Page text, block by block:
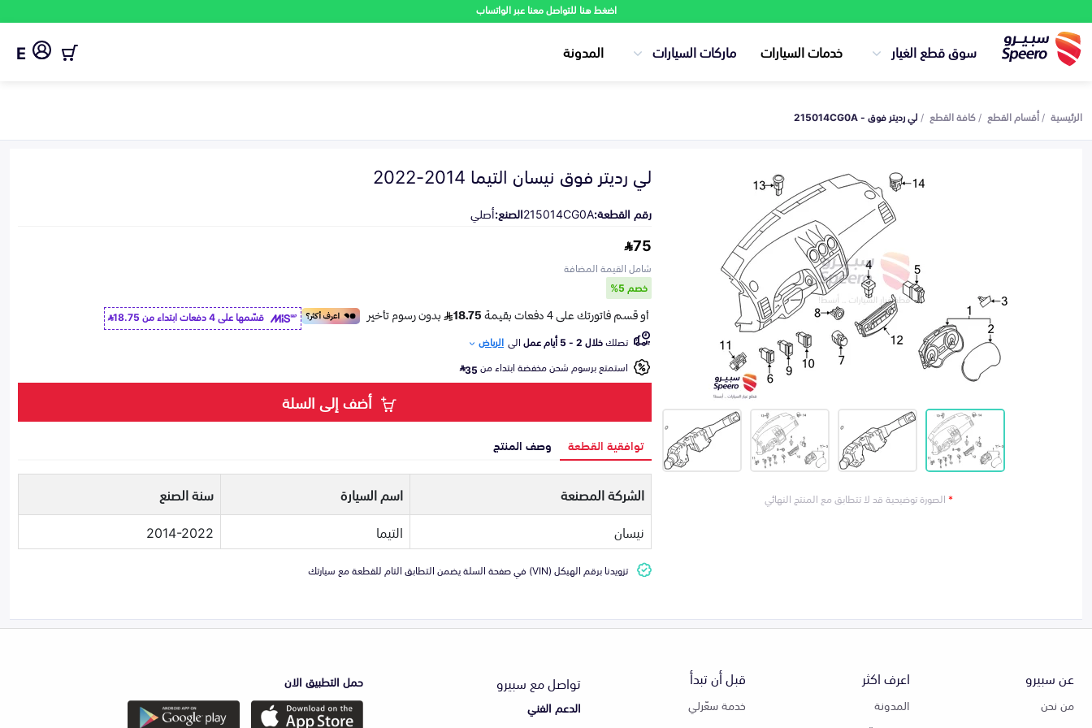
اضغط هنا للتواصل معنا عبر الواتساب
سوق قطع الغيار خدمات السيارات ماركات السيارات المدونة E
الرئيسية أقسام القطع كافة القطع لي رديتر فوق - 215014CG0A
*الصورة توضيحية قد لا تتطابق مع المنتج النهائي
لي رديتر فوق نيسان التيما 2014-2022
رقم القطعة:215014CG0Aالصنع:أصلي
75
شامل القيمة المضافة
خصم 5%
قسّمها على 4 دفعات ابتداء من
18.75
تصلكخلال 2 - 5 أيام عمل الى الرياض
استمتع برسوم شحن مخفضة ابتداء من35
أضف إلى السلة
توافقية القطعة وصف المنتج
الشركة المصنعة اسم السيارة
سنة الصنع
نيسان
التيما 2014-2022
تزويدنا برقم الهيكل (VIN) في صفحة السلة يضمن التطابق التام للقطعة مع سيارتك
عن سبيرو
من نحن
اعرف اكثر
المدونة
قبل أن تبدأ
خدمة سعّرلي
تواصل مع سبيرو
الدعم الفني
حمل التطبيق الان